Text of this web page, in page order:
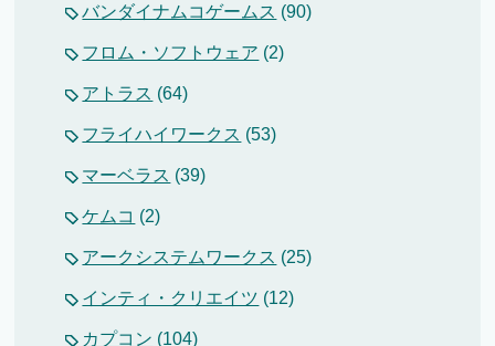
バンダイナムコゲームス (90)
フロム・ソフトウェア (2)
アトラス (64)
フライハイワークス (53)
マーベラス (39)
ケムコ (2)
アークシステムワークス (25)
インティ・クリエイツ (12)
カプコン (104)